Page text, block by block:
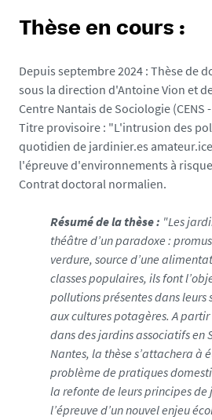
Thèse en cours :
Depuis septembre 2024 : Thèse de
sous la direction d'Antoine Vion et
Centre Nantais de Sociologie (CENS
Titre provisoire : "L'intrusion des
quotidien de jardinier.es
l'épreuve d'environnements à
Contrat doctoral normalien.
Résumé de la thèse : "Les
théâtre d’un paradoxe :
verdure, source d’une
classes populaires, ils font
pollutions présentes dans leurs
aux cultures potagères. A
dans des jardins associatifs en
Nantes, la thèse s’attachera à
problème de pratiques
la refonte de leurs principes de
l’épreuve d’un nouvel enjeu